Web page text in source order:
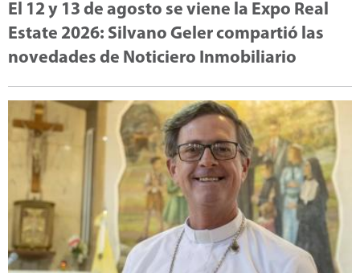
El 12 y 13 de agosto se viene la Expo Real
Estate 2026: Silvano Geler compartió las
novedades de Noticiero Inmobiliario